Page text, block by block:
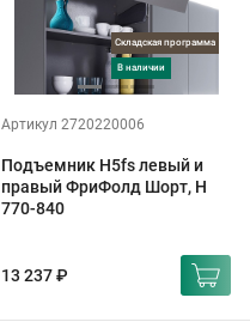
Складская программа
в наличии
Артикул 2720220006
Подъемник H5fs левый и
правый ФриФолд Шорт, H
770-840
13 237 ₽